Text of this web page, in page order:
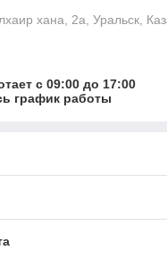
хана, 2а, Уральск,
с 09:00 до 17:00
график работы